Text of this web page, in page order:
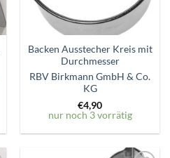
Backen Ausstecher Kreis mit
Durchmesser
RBV Birkmann GmbH & Co.
KG
€4,90
nur noch 3 vorrätig